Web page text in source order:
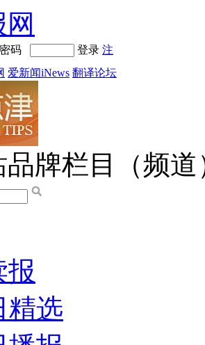
码 登录 注
爱新闻iNews 翻译论坛
品牌栏目（频道
报
精选